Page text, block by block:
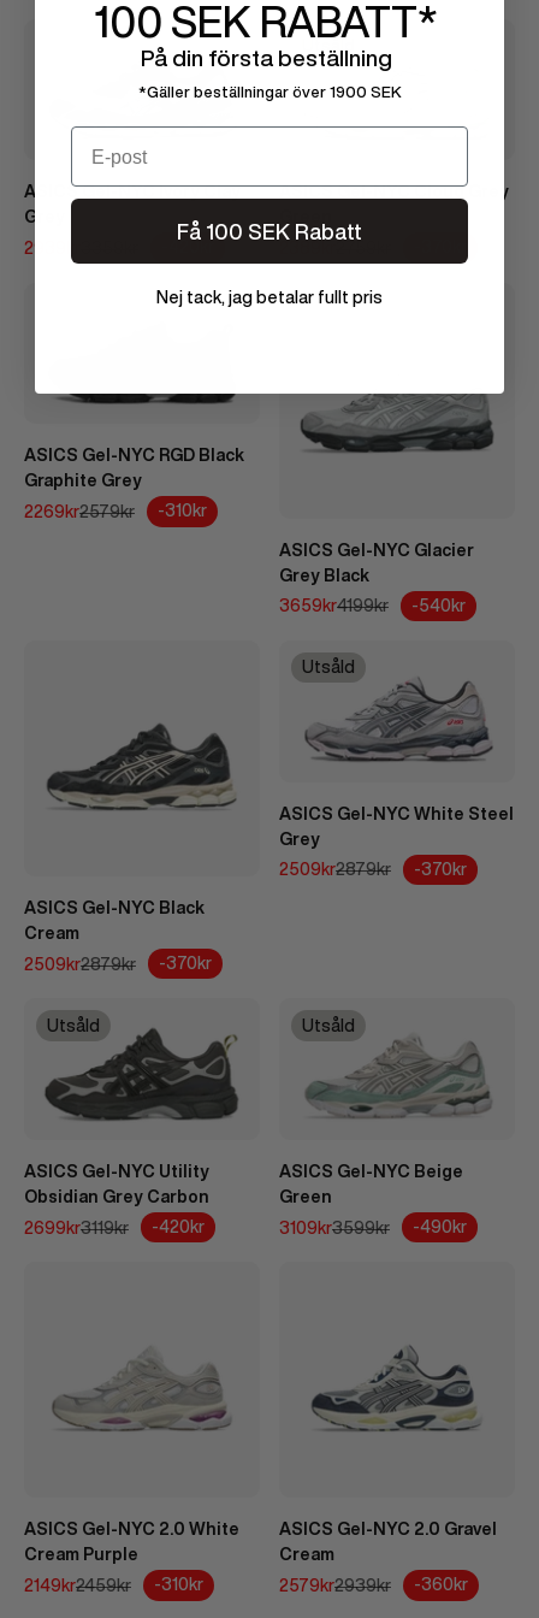
ASICS Gel-NYC Ivory Clay
Grey
REA-pris
2939kr
ASICS Gel-NYC Cloud Grey
ASICS Gel-NYC RGD Black
Graphite Grey
REA-pris
2269krPris
2579kr -310kr
ASICS Gel-NYC Glacier
Grey Black
REA-pris
3659krPris
4199kr -540kr
ASICS Gel-NYC Black
Cream
REA-pris
2509krPris
2879kr -370kr
Utsåld
ASICS Gel-NYC White Steel
Grey
REA-pris
2509krPris
2879kr -370kr
Utsåld
ASICS Gel-NYC Utility
Obsidian Grey Carbon
REA-pris
2699krPris
3119kr -420kr
Utsåld
ASICS Gel-NYC Beige
Green
REA-pris
3109krPris
3599kr -490kr
ASICS Gel-NYC 2.0 White
Cream Purple
REA-pris
2149krPris
2459kr -310kr
ASICS Gel-NYC 2.0 Gravel
Cream
REA-pris
2579krPris
2939kr -360kr
100 SEK RABATT*
På din första beställning
*Gäller beställningar över 1900 SEK
Email
Få 100 SEK Rabatt
Nej tack, jag betalar fullt pris